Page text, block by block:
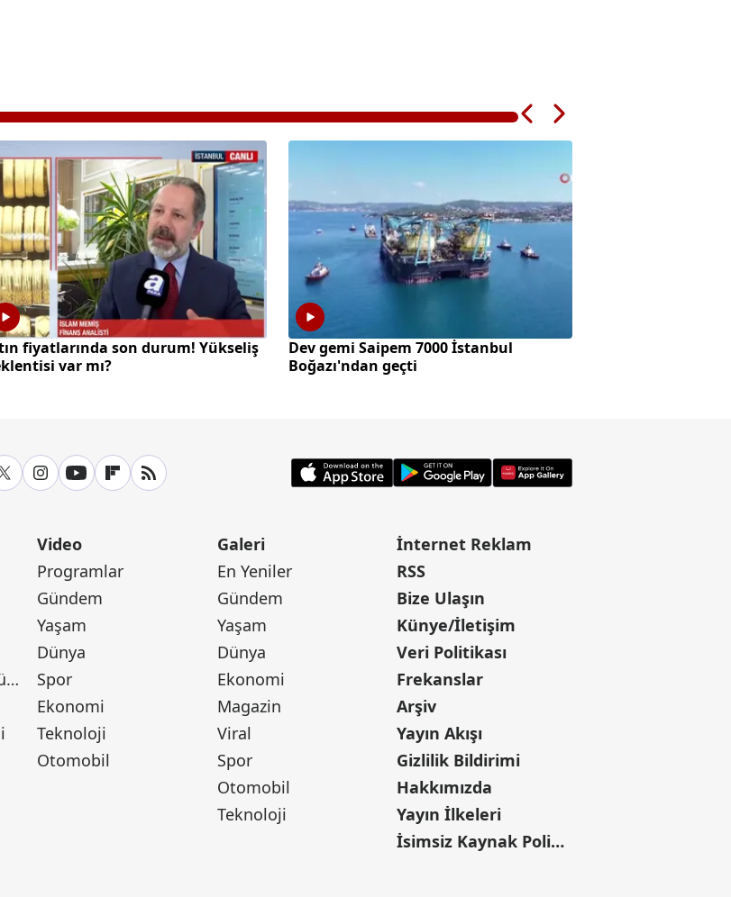
fiyatlarında son durum! Yükseliş
var mı?
Dev gemi Saipem 7000 İstanbul
Boğazı'ndan geçti
Canan Barlas ile Gündem
Video
Programlar
Gündem
Yaşam
Dünya
Spor
Ekonomi
Teknoloji
Otomobil
Galeri
En Yeniler
Gündem
Yaşam
Dünya
Ekonomi
Magazin
Viral
Spor
Otomobil
Teknoloji
İnternet Reklam
RSS
Bize Ulaşın
Künye/İletişim
Veri Politikası
Frekanslar
Arşiv
Yayın Akışı
Gizlilik Bildirimi
Hakkımızda
Yayın İlkeleri
İsimsiz Kaynak Politikası